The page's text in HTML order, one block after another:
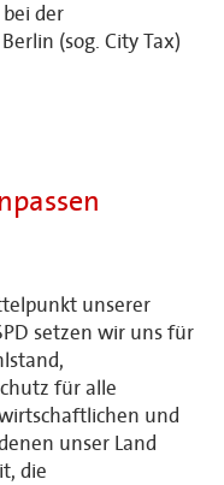
der
(sog. City Tax)
unserer
setzen wir uns für
für alle
und
unser Land
die